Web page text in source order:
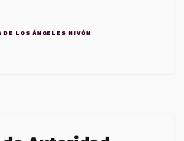
DE LOS ÁNGELES NIVÓN